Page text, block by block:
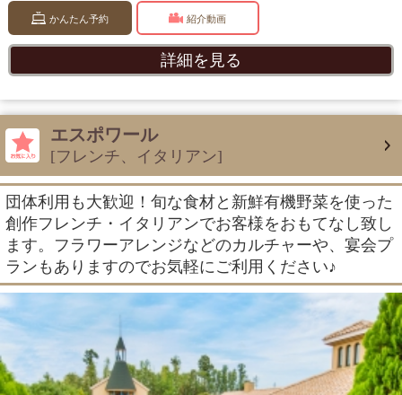
かんたん予約 紹介動画
詳細を見る
エスポワール
[フレンチ、イタリアン]
団体利用も大歓迎！旬な食材と新鮮有機野菜を使った
創作フレンチ・イタリアンでお客様をおもてなし致し
ます。フラワーアレンジなどのカルチャーや、宴会プ
ランもありますのでお気軽にご利用ください♪